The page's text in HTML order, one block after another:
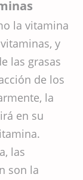
la vitamina
y
las grasas
de los
la
en su
las
son la